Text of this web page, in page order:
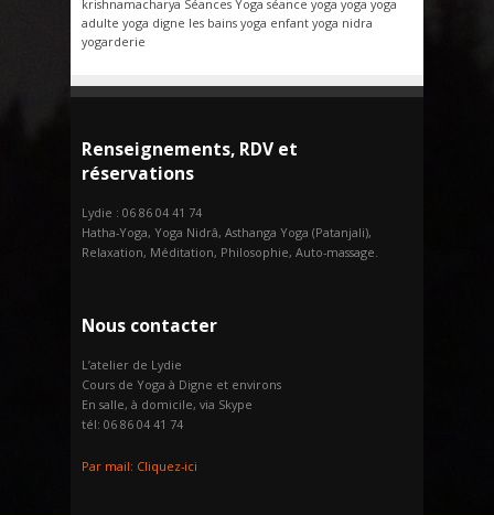
krishnamacharya Séances Yoga séance yoga yoga yoga
adulte yoga digne les bains yoga enfant yoga nidra
yogarderie
Renseignements, RDV et
réservations
Lydie : 06 86 04 41 74
Hatha-Yoga, Yoga Nidrâ, Asthanga Yoga (Patanjali),
Relaxation, Méditation, Philosophie, Auto-massage.
Nous contacter
L’atelier de Lydie
Cours de Yoga à Digne et environs
En salle, à domicile, via Skype
tél: 06 86 04 41 74
Par mail: Cliquez-ici